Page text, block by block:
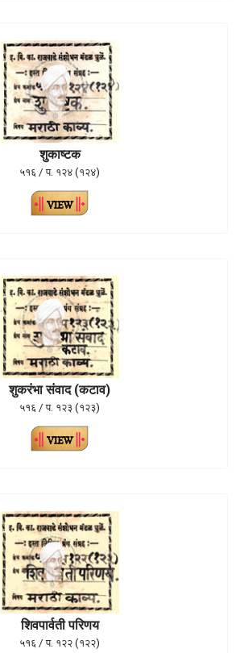
शुकाष्टक
५१६ / प. १२४ (१२४)
शुकरंभा संवाद (कटाव)
५१६ / प. १२३ (१२३)
शिवपार्वती परिणय
५१६ / प. १२२ (१२२)